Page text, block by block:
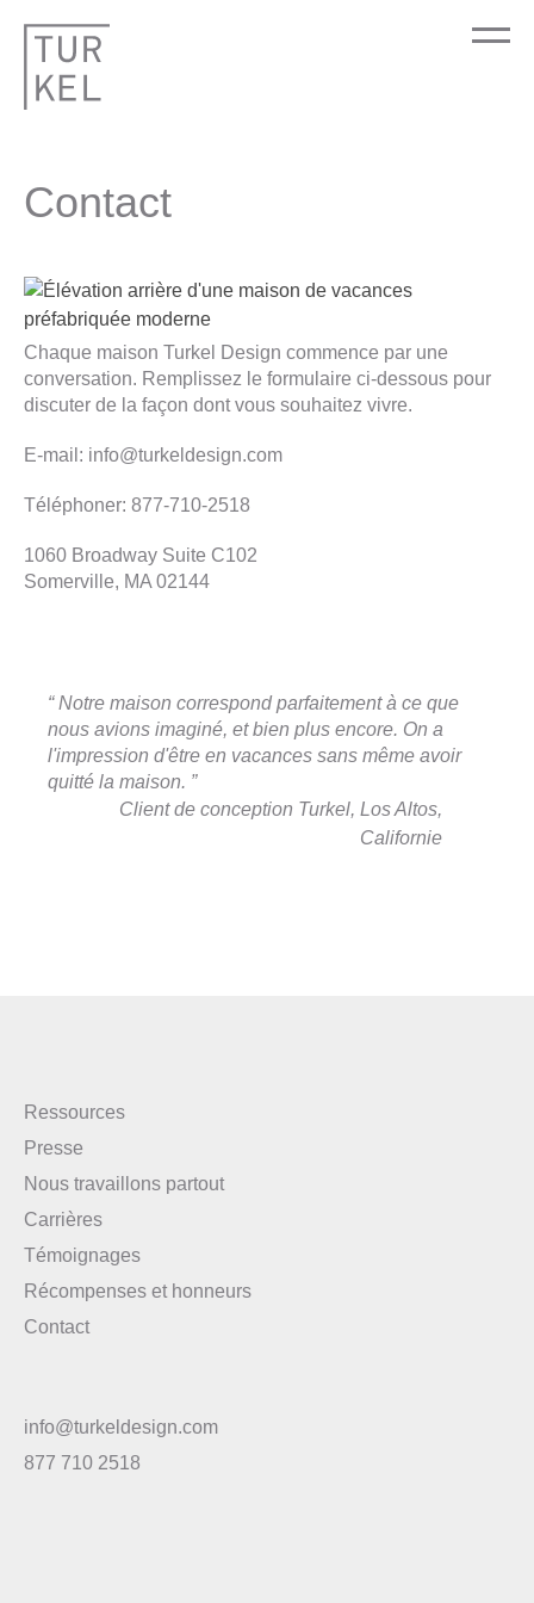
Contact
Chaque maison Turkel Design commence par une
conversation. Remplissez le formulaire ci-dessous pour
discuter de la façon dont vous souhaitez vivre.
E-mail: info@turkeldesign.com
Téléphoner: 877-710-2518
1060 Broadway Suite C102
Somerville, MA 02144
“ Notre maison correspond parfaitement à ce que
nous avions imaginé, et bien plus encore. On a
l'impression d'être en vacances sans même avoir
quitté la maison. ”
Client de conception Turkel, Los Altos,
Californie
Ressources
Presse
Nous travaillons partout
Carrières
Témoignages
Récompenses et honneurs
Contact
info@turkeldesign.com
877 710 2518